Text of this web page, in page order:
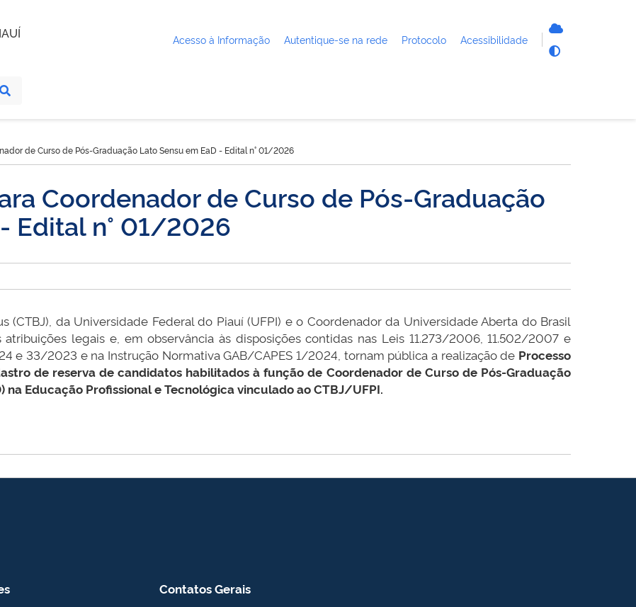
Acesso à Informação Autentique-se na rede Protocolo Acessibilidade
de Curso de Pós-Graduação Lato Sensu em EaD - Edital n° 01/2026
Coordenador de Curso de Pós-Graduação
Edital n° 01/2026
(CTBJ), da Universidade Federal do Piauí (UFPI) e o Coordenador da Universidade Aberta do Brasil
legais e, em observância às disposições contidas nas Leis 11.273/2006, 11.502/2007 e
e 33/2023 e na Instrução Normativa GAB/CAPES 1/2024, tornam pública a realização de Processo
de reserva de candidatos habilitados à função de Coordenador de Curso de Pós-Graduação
na Educação Profissional e Tecnológica vinculado ao CTBJ/UFPI.
Contatos Gerais